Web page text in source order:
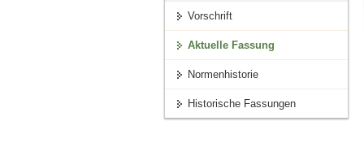
Vorschrift
Aktuelle Fassung
Normenhistorie
Historische Fassungen